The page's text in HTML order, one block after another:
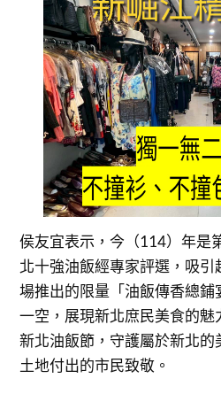
侯友宜表示，今（114）年是
北十強油飯經專家評選，吸
場推出的限量「油飯傳香總
一空，展現新北庶民美食的
新北油飯節，守護屬於新北
土地付出的市民致敬。